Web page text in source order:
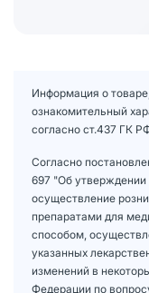
Информация о
ознакомительный
согласно ст.437 ГК
Согласно
697 "Об
осуществление
препаратами для
способом,
указанных
изменений в
Федерации по